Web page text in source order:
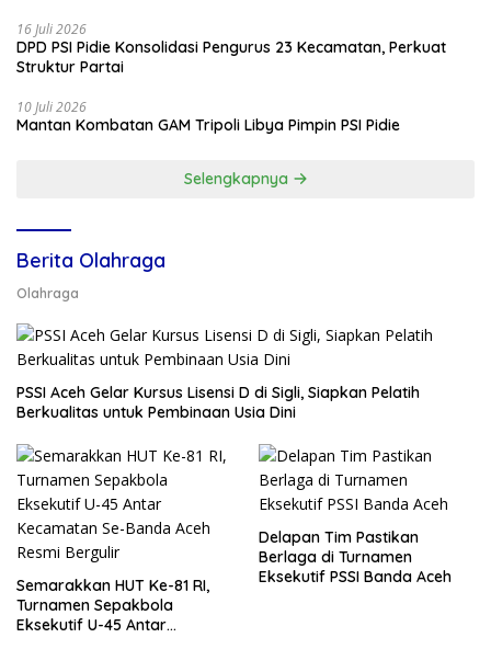
16 Juli 2026
DPD PSI Pidie Konsolidasi Pengurus 23 Kecamatan, Perkuat
Struktur Partai
10 Juli 2026
Mantan Kombatan GAM Tripoli Libya Pimpin PSI Pidie
Selengkapnya
Berita Olahraga
Olahraga
PSSI Aceh Gelar Kursus Lisensi D di Sigli, Siapkan Pelatih
Berkualitas untuk Pembinaan Usia Dini
Semarakkan HUT Ke-81 RI,
Turnamen Sepakbola
Eksekutif U-45 Antar
Delapan Tim Pastikan
Berlaga di Turnamen
Eksekutif PSSI Banda Aceh